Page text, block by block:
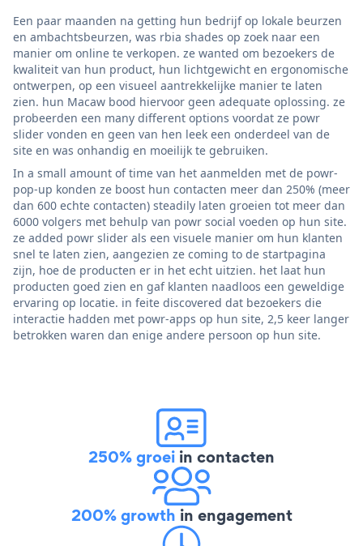
Een paar maanden na getting hun bedrijf op lokale beurzen
en ambachtsbeurzen, was rbia shades op zoek naar een
manier om online te verkopen. ze wanted om bezoekers de
kwaliteit van hun product, hun lichtgewicht en ergonomische
ontwerpen, op een visueel aantrekkelijke manier te laten
zien. hun Macaw bood hiervoor geen adequate oplossing. ze
probeerden een many different options voordat ze powr
slider vonden en geen van hen leek een onderdeel van de
site en was onhandig en moeilijk te gebruiken.
In a small amount of time van het aanmelden met de powr-
pop-up konden ze boost hun contacten meer dan 250% (meer
dan 600 echte contacten) steadily laten groeien tot meer dan
6000 volgers met behulp van powr social voeden op hun site.
ze added powr slider als een visuele manier om hun klanten
snel te laten zien, aangezien ze coming to de startpagina
zijn, hoe de producten er in het echt uitzien. het laat hun
producten goed zien en gaf klanten naadloos een geweldige
ervaring op locatie. in feite discovered dat bezoekers die
interactie hadden met powr-apps op hun site, 2,5 keer langer
betrokken waren dan enige andere persoon op hun site.
250% groei in contacten
200% growth in engagement